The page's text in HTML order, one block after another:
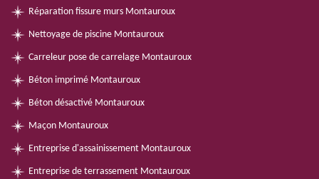
Réparation fissure murs Montauroux
Nettoyage de piscine Montauroux
Carreleur pose de carrelage Montauroux
Béton imprimé Montauroux
Béton désactivé Montauroux
Maçon Montauroux
Entreprise d'assainissement Montauroux
Entreprise de terrassement Montauroux